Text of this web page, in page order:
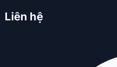
Liên hệ